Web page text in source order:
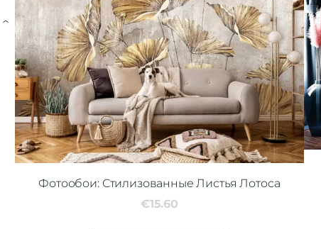
›
Фотообои: Стилизованные Листья Лотоса
€15.60